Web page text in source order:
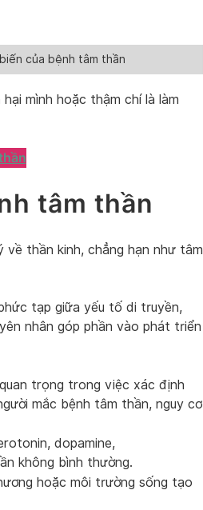
của bệnh tâm thần
mình hoặc thậm chí là làm
tâm thần
thần kinh, chẳng hạn như tâm
tạp giữa yếu tố di truyền,
nhân góp phần vào phát triển
trọng trong việc xác định
mắc bệnh tâm thần, nguy cơ
dopamine,
không bình thường.
hoặc môi trường sống tạo